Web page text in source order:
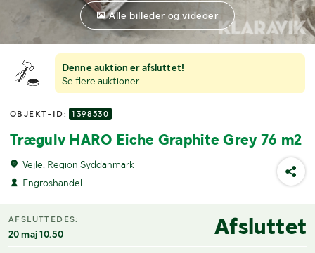
Denne auktion er afsluttet!
Se flere auktioner
OBJEKT-ID: 1398530
Trægulv HARO Eiche Graphite Grey 76 m2
Vejle, Region Syddanmark
Engroshandel
Alle billeder og videoer
AFSLUTTEDES:
20 maj 10.50 Afsluttet